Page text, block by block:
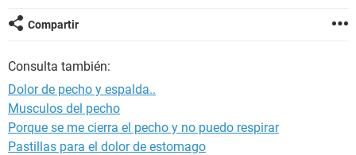
Compartir
Consulta también:
Dolor de pecho y espalda..
Musculos del pecho
Porque se me cierra el pecho y no puedo respirar
Pastillas para el dolor de estomago